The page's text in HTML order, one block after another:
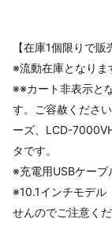
【在庫1個限りで
※流動在庫となりま
※※カート非表示と
す。ご容赦くださ
ーズ、LCD-
タです。
※充電用USBケーブ
※10.1インチモデル
せんのでご注意くだ